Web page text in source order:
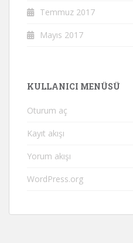
Temmuz 2017
Mayıs 2017
KULLANICI MENÜSÜ
Oturum aç
Kayıt akışı
Yorum akışı
WordPress.org